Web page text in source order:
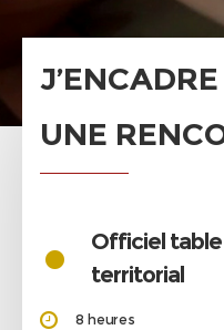
UNE
•
Officiel
territorial
8 heures